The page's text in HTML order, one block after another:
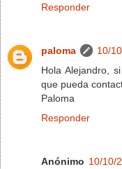
Responder
paloma
10/
Hola Alejandro,
que pueda
Paloma
Responder
Anónimo 10/10/